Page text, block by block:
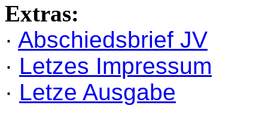
Extras:
· Abschiedsbrief JV
· Letzes Impressum
· Letze Ausgabe